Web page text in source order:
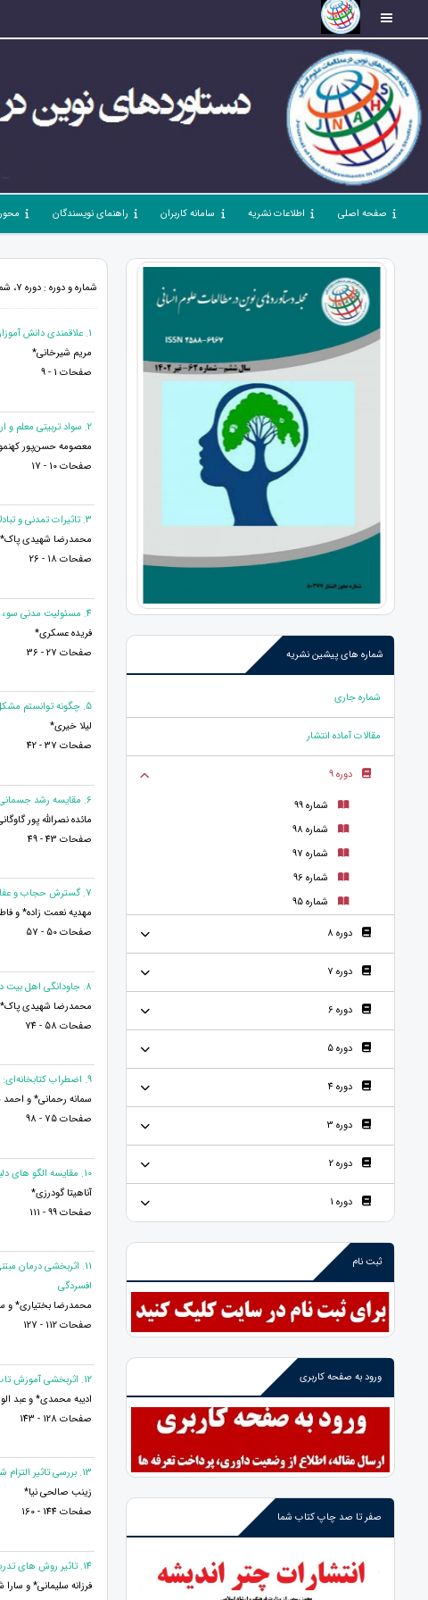
صفحه اصلی اطلاعات نشریه سامانه کاربران راهنمای نویسندگان
شماره های پیشین نشریه
شماره جاری
مقالات آماده انتشار
دوره 9
شماره 99
شماره 98
شماره 97
شماره 96
شماره 95
دوره 8
دوره 7
دوره 6
دوره 5
دوره 4
دوره 3
دوره 2
دوره 1
ثبت نام
ورود به صفحه کاربری
صفر تا صد چاپ کتاب شما
شماره و دوره : دوره 7، شماره 71، فروردین 1403، صفحات 1 - 167
1. علاقمندی دانش آموزان در کاربست سیستم یادگیری الکترونیکی
مریم شیرخانی*
صفحات 1 - 9
2. سواد تربیتی معلم و ارتقای کیفیت آموزش با کاربست ساحت‌های ششگانه تربیت
معصومه حسن‌پور
صفحات 10 - 17
3. تاثیرات تمدنی و تبادلات متقابل تمدن های شرقی بر تمدن غرب اسلامی و انتقال طب به اروپا
محمدرضا شهیدی پاک*
صفحات 18 - 26
4. مسئولیت مدنی سوء استفاده از آثار هنری در پرتو مالکیت معنوی
فریده عسکری*
صفحات 27 - 36
5. چگونه توانستم مشکل حواس پرتی مهسا را حل نمایم
لیلا خیری*
صفحات 37 - 42
6. مقایسه رشد جسمانی کودکان شهری و روستایی
مائده نصرالله پور
صفحات 43 - 49
7. گسترش حجاب و عفاف در محیط دانشگاهی مبتنی بر تعالیم اسلامی
مهدیه نعمت زاده* و
صفحات 50 - 57
8. جاودانگی اهل بیت در رسانه ادبیات ملل اسپانیا و پرتغال و مغرب
محمدرضا شهیدی پاک*
صفحات 58 - 74
9. اضطراب کتابخانه‌ای: چالشی فراروی کاربران در استفاده بهینه از خدمات کتابخانه‌ها با تأکید بر کتابخانه‌های دانشگاهی
سمانه رحمانی* و
صفحات 75 - 98
10. مقایسه الگو های دلبستگی، انتظار از ازدواج و معیارهای انتخاب همسر در بین دختران و پسران مجرد
آناهیتا گودرزی*
صفحات 99 - 111
افسردگی
محمدرضا بختیاری* و
صفحات 112 - 127
12. اثربخشی آموزش تاب آوری روانی بر کاهش افکار خودکشی، آشفتگی روانی و آشفتگی فکری دانش آموزان دختر کنکوری
ادیبه محمدی* و عبد
صفحات 128 - 143
13. بررسی تاثیر التزام شغلی بر بروز رفتار ضدشهروندی با نقش میانجی بالندگی سازمانی کارکنان شرکت گاز شیراز
زینب صالحی نیا*
صفحات 144 - 160
14. تاثیر روش های تدریس فعال بر خلاقیت و نوآوری دانش آموزان
فرزانه سلیمانی* و